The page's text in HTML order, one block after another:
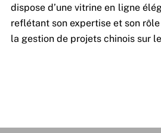
dispose d’une vitrine en ligne
reflétant son expertise et son
la gestion de projets chinois sur